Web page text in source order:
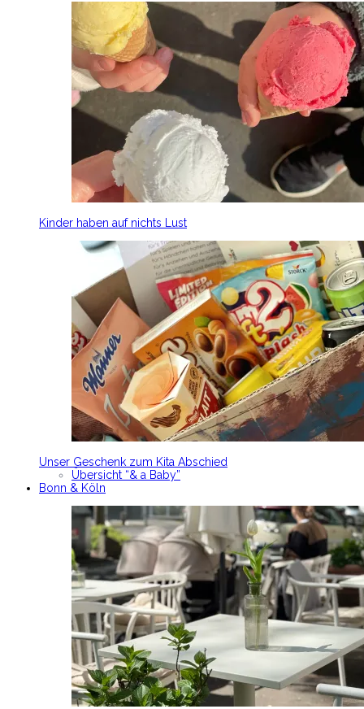
Kinder haben auf nichts Lust
Unser Geschenk zum Kita Abschied
Übersicht “& a Baby”
Bonn & Köln